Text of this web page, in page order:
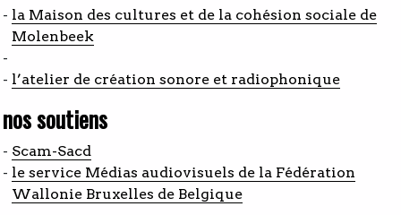
la Maison des cultures et de la cohésion sociale de
Molenbeek
l’atelier de création sonore et radiophonique
nos soutiens
Scam-Sacd
le service Médias audiovisuels de la Fédération
Wallonie Bruxelles de Belgique